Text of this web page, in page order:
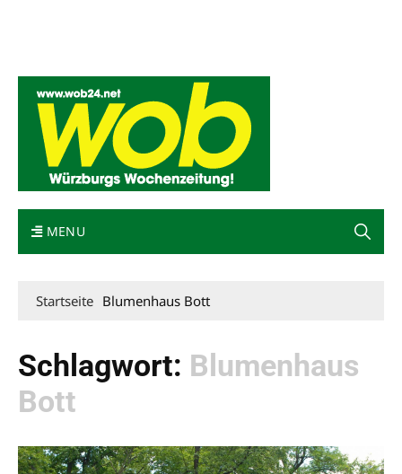
MENU
Startseite Blumenhaus Bott
Schlagwort: Blumenhaus
Bott